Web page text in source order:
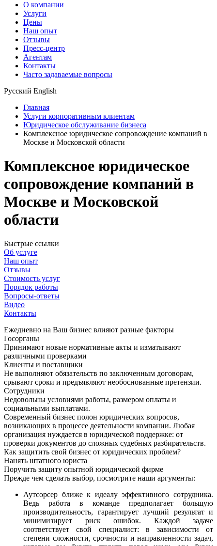
О компании
Услуги
Цены
Наш опыт
Отзывы
Пресс-центр
Агентам
Контакты
Часто задаваемые вопросы
Русский English
Главная
Услуги корпоративным клиентам
Юридическое обслуживание бизнеса
Комплексное юридическое сопровождение компаний в
Москве и Московской области
Комплексное юридическое
сопровождение компаний в
Москве и Московской
области
Быстрые ссылки
Об услуге
Наш опыт
Отзывы
Стоимость услуг
Порядок работы
Вопросы-ответы
Видео
Контакты
Ежедневно на Ваш бизнес влияют разные факторы
Госорганы
Принимают новые нормативные акты и изматывают
различными проверками
Клиенты и поставщики
Не выполняют обязательств по заключенным договорам,
срывают сроки и предъявляют необоснованные претензии.
Сотрудники
Недовольны условиями работы, размером оплаты и
социальными выплатами.
Современный бизнес полон юридических вопросов,
возникающих в процессе деятельности компании. Любая
организация нуждается в юридической поддержке: от
проверки документов до сложных судебных разбирательств.
Как защитить свой бизнес от юридических проблем?
Нанять штатного юриста
Поручить защиту опытной юридической фирме
Прежде чем сделать выбор, посмотрите наши аргументы:
Аутсорсер ближе к идеалу эффективного сотрудника.
Ведь работа в команде предполагает большую
производительность, гарантирует лучший результат и
минимизирует риск ошибок. Каждой задаче
соответствует свой специалист: в зависимости от
степени сложности, срочности и направленности задач,